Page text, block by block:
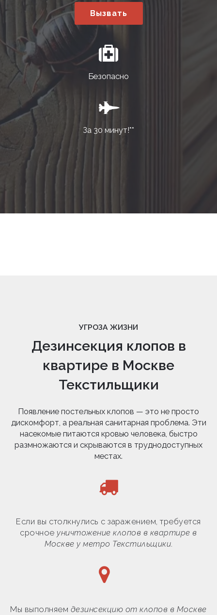
Вызвать
Безопасно
За 30 минут!**
УГРОЗА ЖИЗНИ
Дезинсекция клопов в
квартире в Москве
Текстильщики
Появление постельных клопов — это не просто
дискомфорт, а реальная санитарная проблема. Эти
насекомые питаются кровью человека, быстро
размножаются и скрываются в труднодоступных
местах.
Если вы столкнулись с заражением, требуется
срочное уничтожение клопов в квартире в
Москве у метро Текстильщики.
Мы выполняем дезинсекцию от клопов в Москве